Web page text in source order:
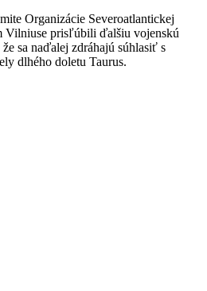
Organizácie Severoatlantickej
prisľúbili ďalšiu vojenskú
sa naďalej zdráhajú súhlasiť s
dlhého doletu Taurus.